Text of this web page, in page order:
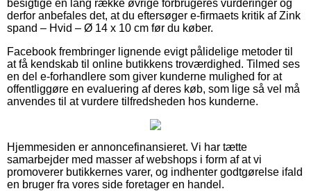
besigtige en lang række øvrige forbrugeres vurderinger og
derfor anbefales det, at du eftersøger e-firmaets kritik af Zink
spand – Hvid – Ø 14 x 10 cm før du køber.
Facebook frembringer lignende evigt pålidelige metoder til
at få kendskab til online butikkens troværdighed. Tilmed ses
en del e-forhandlere som giver kunderne mulighed for at
offentliggøre en evaluering af deres køb, som lige så vel må
anvendes til at vurdere tilfredsheden hos kunderne.
Hjemmesiden er annoncefinansieret. Vi har tætte
samarbejder med masser af webshops i form af at vi
promoverer butikkernes varer, og indhenter godtgørelse ifald
en bruger fra vores side foretager en handel.